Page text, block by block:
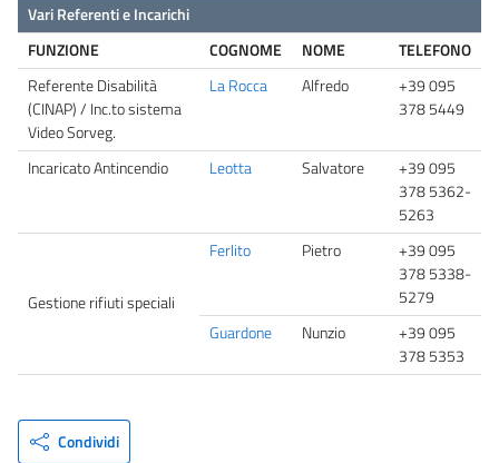
Vari Referenti e Incarichi
FUNZIONE
COGNOME NOME
TELEFONO
Referente Disabilità
(CINAP) / Inc.to sistema
Video Sorveg.
La Rocca Alfredo
+39 095
378 5449
Incaricato Antincendio Leotta Salvatore
+39 095
378 5362-
5263
Gestione rifiuti speciali
Ferlito Pietro
+39 095
378 5338-
5279
Guardone
Nunzio
+39 095
378 5353
Condividi